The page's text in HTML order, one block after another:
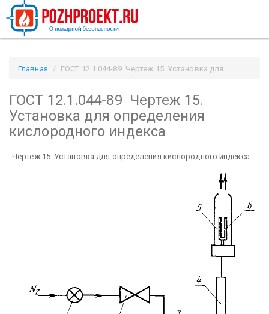
Главная
ГОСТ 12.1.044-89 Чертеж 15. Установка для
ГОСТ 12.1.044-89 Чертеж 15.
Установка для определения
кислородного индекса
Чертеж 15. Установка для определения кислородного индекса